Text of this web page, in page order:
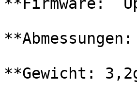
**Gewicht: